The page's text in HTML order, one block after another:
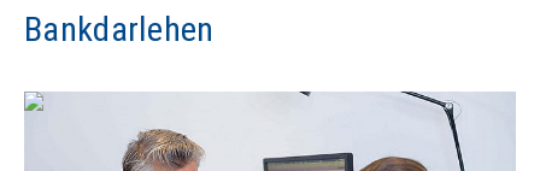
Job & Karriere
Nachfolge
Unternehmen
Bankdarlehen